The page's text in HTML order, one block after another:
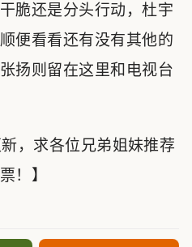
脆还是分头行动，杜宇
便看看还有没有其他的
扬则留在这里和电视台
，求各位兄弟姐妹推荐
！】